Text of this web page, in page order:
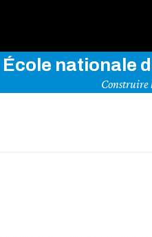
École nationale
Construire